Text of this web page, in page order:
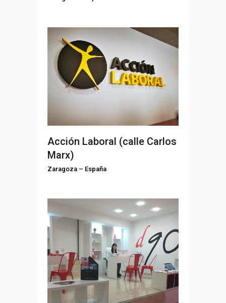
Acción Laboral (calle Carlos
Marx)
Zaragoza – España